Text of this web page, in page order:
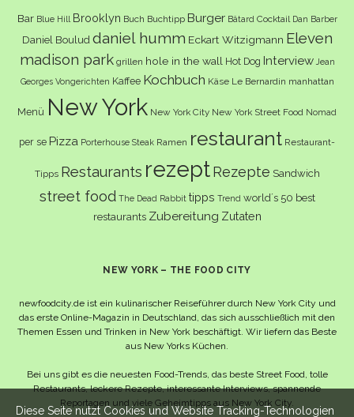
Bar Blue Hill Brooklyn Buch Buchtipp Burger Bâtard Cocktail Dan Barber
Daniel Boulud daniel humm Eckart Witzigmann Eleven
madison park grillen hole in the wall Hot Dog Interview Jean
Georges Vongerichten Kaffee Kochbuch Käse Le Bernardin manhattan
Menü New York New York City New York Street Food Nomad
per se Pizza Porterhouse Steak Ramen restaurant Restaurant-
Tipps Restaurants rezept Rezepte Sandwich
street food The Dead Rabbit tipps Trend world´s 50 best
restaurants Zubereitung Zutaten
NEW YORK – THE FOOD CITY
newfoodcity.de ist ein kulinarischer Reiseführer durch New York City und
das erste Online-Magazin in Deutschland, das sich ausschließlich mit den
Themen Essen und Trinken in New York beschäftigt. Wir liefern das Beste
aus New Yorks Küchen.
Bei uns gibt es die neuesten Food-Trends, das beste Street Food, tolle
Restaurants, leckere Rezepte, interessante Interviews, spannende
Reportagen und viele Geheimtipps aus New York City.
Diese Seite nutzt Cookies und Website Tracking-Technologien